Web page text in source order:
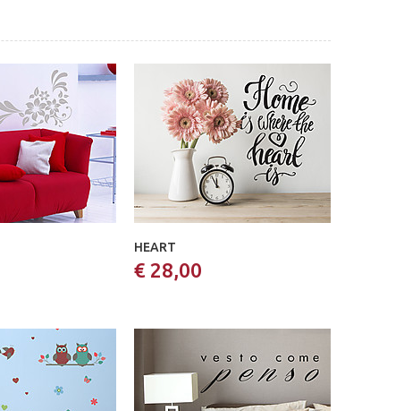
HEART
€ 28,00